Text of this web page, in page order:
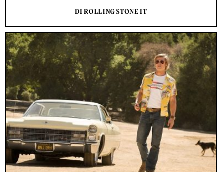
DI ROLLING STONE IT